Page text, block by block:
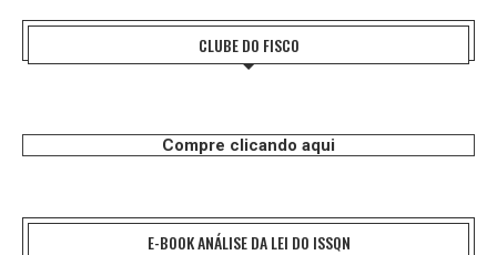
CLUBE DO FISCO
Compre clicando aqui
E-BOOK ANÁLISE DA LEI DO ISSQN